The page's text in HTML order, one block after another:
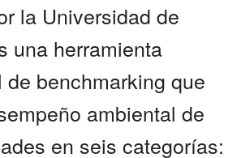
la Universidad de
una herramienta
benchmarking que
ambiental de
en seis categorías: